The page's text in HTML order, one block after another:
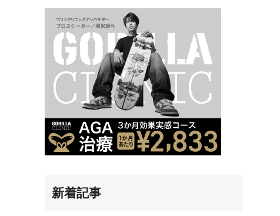
新着記事